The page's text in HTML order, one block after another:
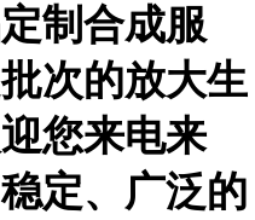
制合成服
次的放大生
您来电来
定、广泛的